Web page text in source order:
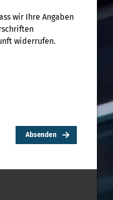
wir Ihre Angaben
widerrufen.
Absenden